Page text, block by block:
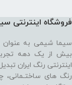
فروشگاه اینترنتی
سیما شیمی به عنوان
بیش از یک دهه
اینترنتی رنگ ایران
رنگ های